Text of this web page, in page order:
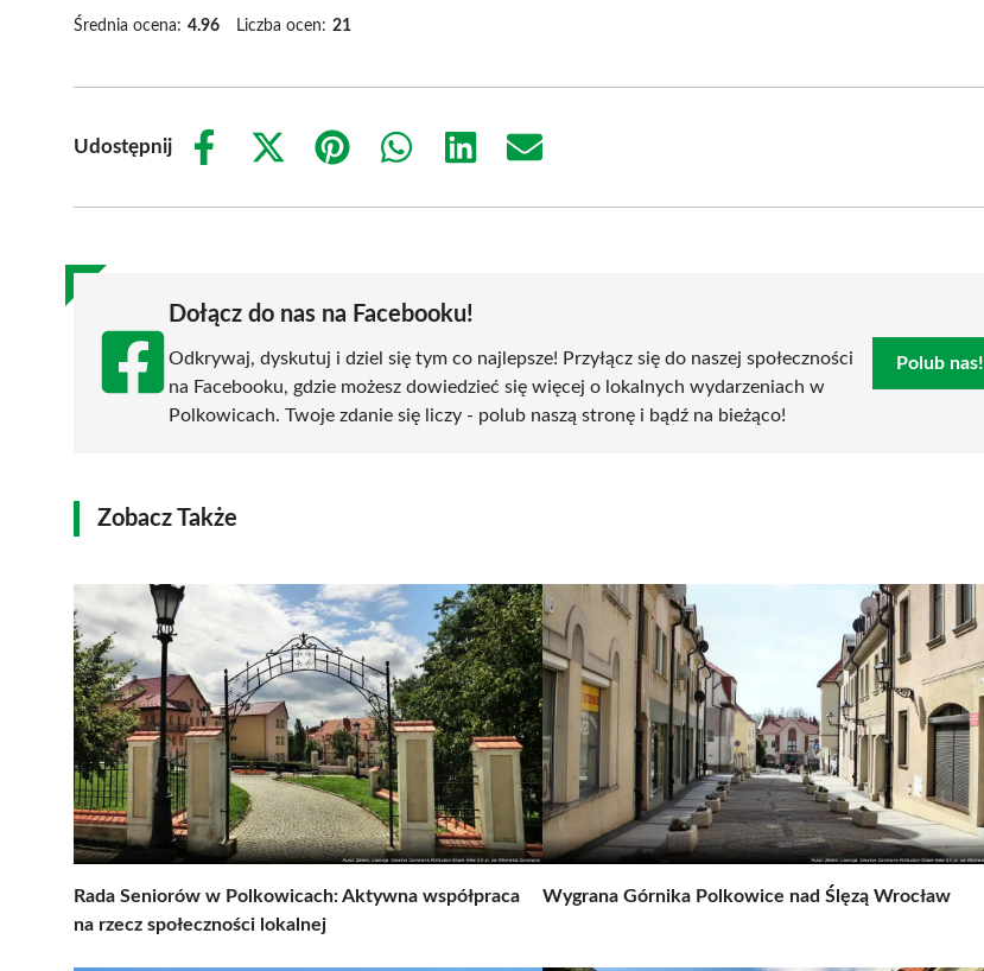
Średnia ocena: 4.96 Liczba ocen: 21
Udostępnij
Share
Share
(Twitter)
Share
Share
Share
Share
Dołącz do nas na Facebooku!
Odkrywaj, dyskutuj i dziel się tym co najlepsze! Przyłącz się do naszej społeczności
na Facebooku, gdzie możesz dowiedzieć się więcej o lokalnych wydarzeniach w
Polkowicach. Twoje zdanie się liczy - polub naszą stronę i bądź na bieżąco!
Polub nas!
Zobacz Także
Rada Seniorów w Polkowicach: Aktywna współpraca
na rzecz społeczności lokalnej
Wygrana Górnika Polkowice nad Ślęzą Wrocław